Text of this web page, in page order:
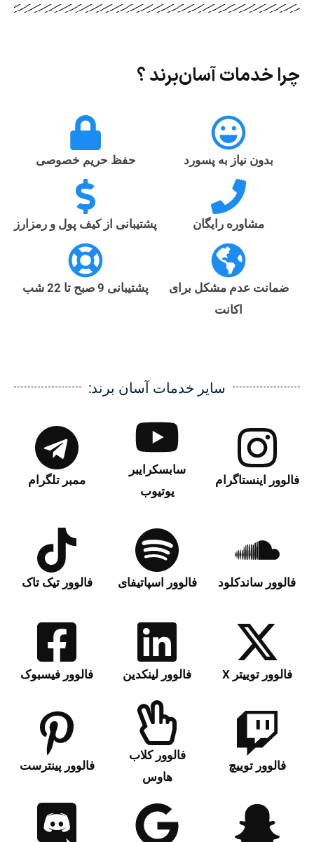
چرا خدمات آسان‌برند ؟
بدون نیاز به پسورد حفظ حریم خصوصی
مشاوره رایگان پشتیبانی از کیف پول و رمزارز
ضمانت عدم مشکل برای
اکانت
پشتیبانی 9 صبح تا 22 شب
سایر خدمات آسان برند:
فالوور اینستاگرام
سابسکرایبر
یوتیوب
ممبر تلگرام
فالوور ساندکلود فالوور اسپاتیفای فالوور تیک تاک
فالوور توییتر X فالوور لینکدین فالوور فیسبوک
فالوور توییچ
فالوور کلاب
هاوس
فالوور پینترست